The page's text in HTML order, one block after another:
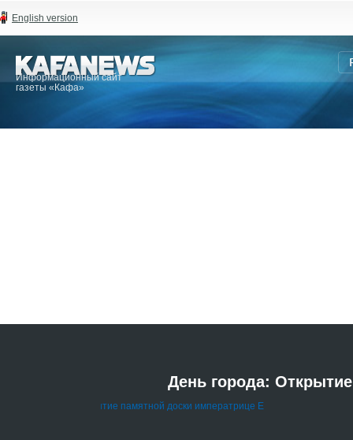
English version
Информационный сайт
газеты «Кафа»
День города: